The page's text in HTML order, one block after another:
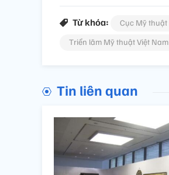
Từ khóa: Cục Mỹ thuật
Triển lãm Mỹ thuật Việt Nam
Tin liên quan